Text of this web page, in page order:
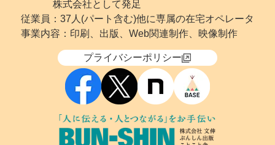
株式会社として発足
従業員：37人(パート含む)他に専属の在宅オペレータ
事業内容：印刷、出版、Web関連制作、映像制作
プライバシーポリシー